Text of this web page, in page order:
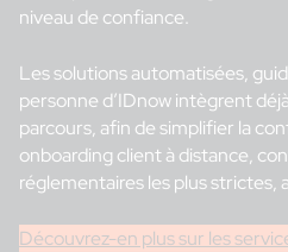
niveau de confiance.
Les solutions automatisées,
personne d’IDnow intègrent
parcours, afin de simplifier la
onboarding client à distance,
réglementaires les plus strictes,
Découvrez-en plus sur les